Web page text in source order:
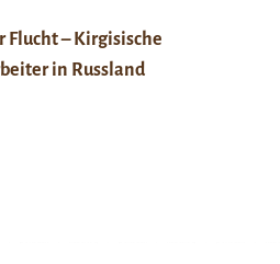
Flucht – Kirgisische
in Russland